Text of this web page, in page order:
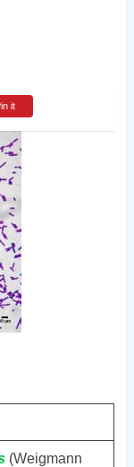
it
(Weigmann